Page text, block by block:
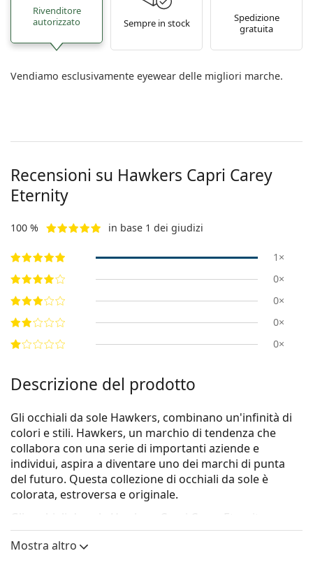
Rivenditore
autorizzato
Sempre in stock
Spedizione
gratuita
Vendiamo esclusivamente eyewear delle migliori marche.
Recensioni su Hawkers Capri Carey
Eternity
100 % in base 1 dei giudizi
1×
0×
0×
0×
0×
Descrizione del prodotto
Gli occhiali da sole Hawkers, combinano un'infinità di
colori e stili. Hawkers, un marchio di tendenza che
collabora con una serie di importanti aziende e
individui, aspira a diventare uno dei marchi di punta
del futuro. Questa collezione di occhiali da sole è
colorata, estroversa e originale.
Gli occhiali da sole Hawkers Capri Carey Eternity
un modello unisex.
Mostra altro